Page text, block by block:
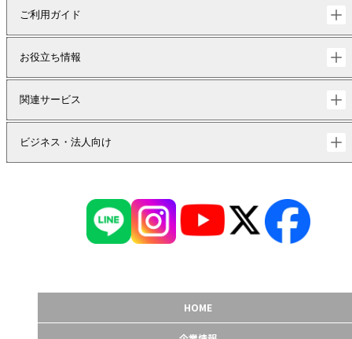
ご利用ガイド
お役立ち情報
関連サービス
ビジネス・法人向け
HOME